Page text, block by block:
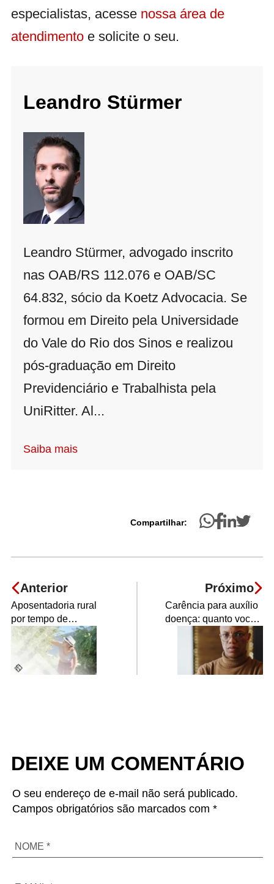
especialistas, acesse nossa área de
atendimento e solicite o seu.
Leandro Stürmer
Leandro Stürmer, advogado inscrito
nas OAB/RS 112.076 e OAB/SC
64.832, sócio da Koetz Advocacia. Se
formou em Direito pela Universidade
do Vale do Rio dos Sinos e realizou
pós-graduação em Direito
Previdenciário e Trabalhista pela
UniRitter. Al...
Saiba mais
Compartilhar:
Anterior
Aposentadoria rural
por tempo de
contribuição é
possível?
Próximo
Carência para auxílio
doença: quanto você
precisa para ter
direito?
DEIXE UM COMENTÁRIO
O seu endereço de e-mail não será publicado.
Campos obrigatórios são marcados com *